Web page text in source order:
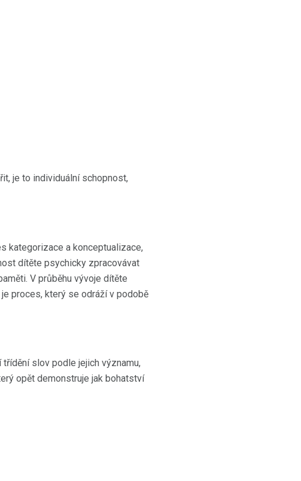
je to individuální schopnost,
kategorizace a konceptualizace,
dítěte psychicky zpracovávat
V průběhu vývoje dítěte
proces, který se odráží v podobě
slov podle jejich významu,
opět demonstruje jak bohatství